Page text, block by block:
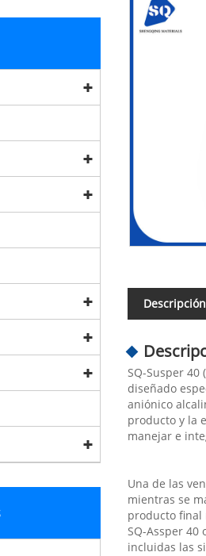
SQ-Susper
diseñado
aniónico
producto y la
manejar e
Una de las
mientras se
producto final
SQ-Assper
incluidas las